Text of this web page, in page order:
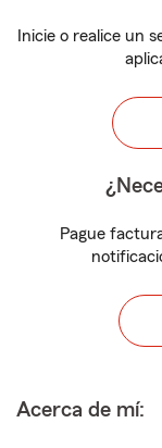
Inicie o realice un
Pague
Acerca de mí: